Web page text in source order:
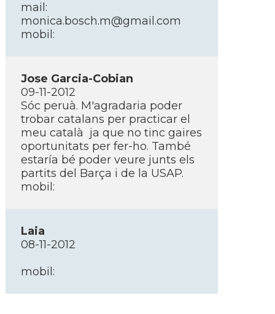
mail:
monica.bosch.m@gmail.com
mobil:
Jose Garcia-Cobian
09-11-2012
Sóc peruà. M'agradaria poder
trobar catalans per practicar el
meu català ja que no tinc gaires
oportunitats per fer-ho. També
estarí­a bé poder veure junts els
partits del Barça i de la USAP.
mobil:
Laia
08-11-2012
mobil: